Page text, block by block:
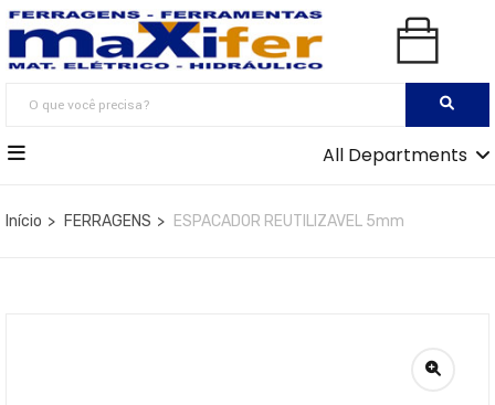
All Departments
Início FERRAGENS ESPACADOR REUTILIZAVEL 5mm